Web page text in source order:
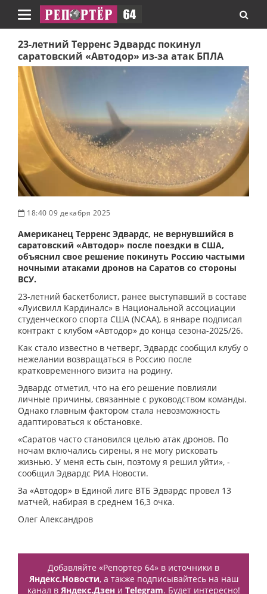
Навигация
23-летний Терренс Эдвардс покинул
саратовский «Автодор» из-за атак БПЛА
18:40 09 декабря 2025
Американец Терренс Эдвардс, не вернувшийся в
саратовский «Автодор» после поездки в США,
объяснил свое решение покинуть Россию частыми
ночными атаками дронов на Саратов со стороны
ВСУ.
23-летний баскетболист, ранее выступавший в составе
«Луисвилл Кардиналс» в Национальной ассоциации
студенческого спорта США (NCAA), в январе подписал
контракт с клубом «Автодор» до конца сезона-2025/26.
Как стало известно в четверг, Эдвардс сообщил клубу о
нежелании возвращаться в Россию после
кратковременного визита на родину.
Эдвардс отметил, что на его решение повлияли
личные причины, связанные с руководством команды.
Однако главным фактором стала невозможность
адаптироваться к обстановке.
«Саратов часто становился целью атак дронов. По
ночам включались сирены, я не могу рисковать
жизнью. У меня есть сын, поэтому я решил уйти», -
сообщил Эдвардс РИА Новости.
За «Автодор» в Единой лиге ВТБ Эдвардс провел 13
матчей, набирая в среднем 16,3 очка.
Олег Александров
Добавляйте «Репортер 64» в источники в
Яндекс.Новости, а также подписывайтесь на наш
канал в Яндекс.Дзени Telegram. Будет интересно!